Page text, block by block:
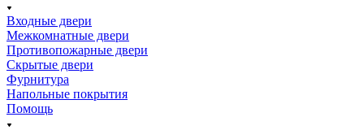
Входные двери
Межкомнатные двери
Противопожарные двери
Скрытые двери
Фурнитура
Напольные покрытия
Помощь